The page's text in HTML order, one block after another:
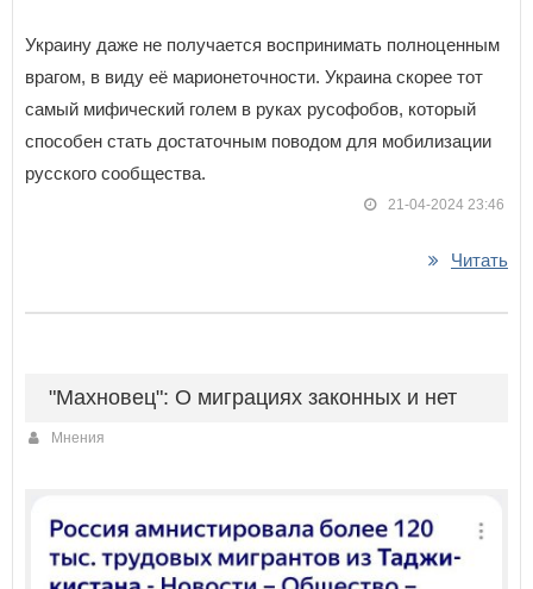
Украину даже не получается воспринимать полноценным
врагом, в виду её марионеточности. Украина скорее тот
самый мифический голем в руках русофобов, который
способен стать достаточным поводом для мобилизации
русского сообщества.
21-04-2024 23:46
Читать
"Махновец": О миграциях законных и нет
Мнения